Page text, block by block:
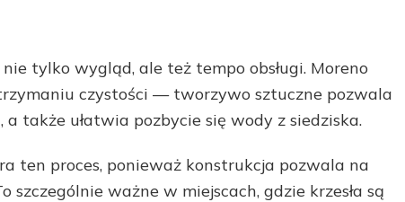
tylko wygląd, ale też tempo obsługi. Moreno
czystości — tworzywo sztuczne pozwala
także ułatwia pozbycie się wody z siedziska.
ten proces, ponieważ konstrukcja pozwala na
ważne w miejscach, gdzie krzesła są